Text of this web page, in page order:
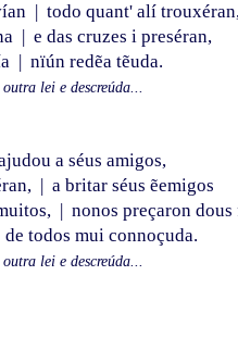
| todo quant' alí
| e das cruzes i preséran,
| nïún redẽa tẽuda.
lei e descreúda...
a séus amigos,
| a britar séus ẽemigos
| nonos preçaron
de todos mui connoçuda.
lei e descreúda...